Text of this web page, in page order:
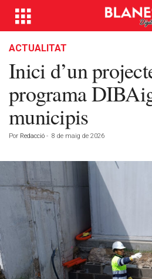
ACTUALITAT
Inici d’un
programa
municipis
Por Redacció - 8 de maig de 2026